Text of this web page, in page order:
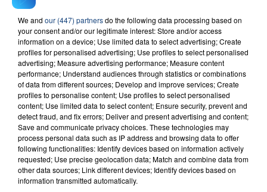
Sur La Piste
EVA
RADIO CONTACT
FIL D'ACTU
We and our (447) partnersdo the following data processing based on
your consent and/or our legitimate interest: Store and/or access
information on a device; Use limited data to select advertising; Create
profiles for personalised advertising; Use profiles to select personalised
advertising; Measure advertising performance; Measure content
performance; Understand audiences through statistics or combinations
of data from different sources; Develop and improve services; Create
profiles to personalise content; Use profiles to select personalised
content; Use limited data to select content; Ensure security, prevent and
detect fraud, and fix errors; Deliver and present advertising and content;
Save and communicate privacy choices. These technologies may
process personal data such as IP address and browsing data to offer
following functionalities: Identify devices based on information actively
requested; Use precise geolocation data; Match and combine data from
other data sources; Link different devices; Identify devices based on
information transmitted automatically.